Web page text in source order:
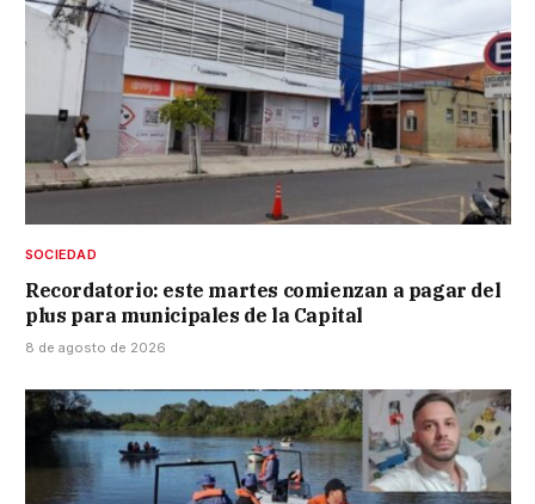
SOCIEDAD
Recordatorio: este martes comienzan a pagar del
plus para municipales de la Capital
8 de agosto de 2026